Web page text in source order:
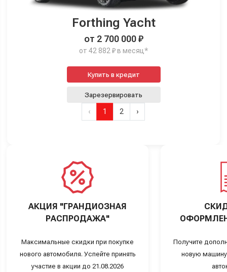
Forthing Yacht
от 2 700 000 ₽
от 42 882 ₽ в месяц*
Купить в кредит
Зарезервировать
‹ 1 2 ›
АКЦИЯ "ГРАНДИОЗНАЯ
РАСПРОДАЖА"
Максимальные скидки при покупке
нового автомобиля. Успейте принять
участие в акции до 21.08.2026
Получите
новую